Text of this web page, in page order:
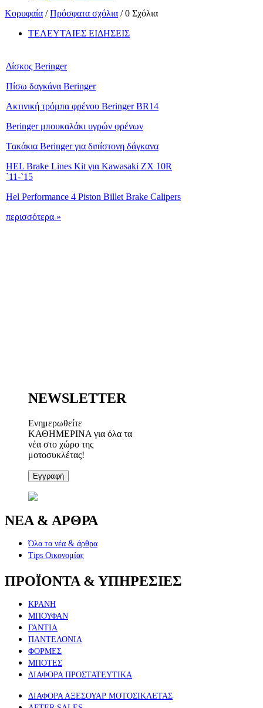
Κορυφαία /Πρόσφατα σχόλια / 0 Σχόλια
ΤΕΛΕΥΤΑΙΕΣ ΕΙΔΗΣΕΙΣ
Δίσκος Beringer
Πίσω δαγκάνα Beringer
Ακτινική τρόμπα φρένου Beringer BR14
Beringer μπουκαλάκι υγρών φρένων
Tακάκια Beringer για διπίστονη δάγκανα
HEL Brake Lines Kit για Kawasaki ZX 10R
`11-`15
Hel Performance 4 Piston Billet Brake Calipers
περισσότερα »
NEWSLETTER
Ενημερωθείτε
ΚΑΘΗΜΕΡΙΝΑ για όλα τα
νέα στο χώρο της
μοτοσυκλέτας!
Εγγραφή
ΝΕΑ & ΑΡΘΡΑ
Όλα τα νέα & άρθρα
Tips Οικονομίας
ΠΡΟΪΟΝΤΑ & ΥΠΗΡΕΣΙΕΣ
ΚΡΑΝΗ
ΜΠΟΥΦΑΝ
ΓΑΝΤΙΑ
ΠΑΝΤΕΛΟΝΙΑ
ΦΟΡΜΕΣ
ΜΠΟΤΕΣ
ΔΙΑΦΟΡΑ ΠΡΟΣΤΑΤΕΥΤΙΚΑ
ΔΙΑΦΟΡΑ ΑΞΕΣΟΥΑΡ ΜΟΤΟΣΙΚΛΕΤΑΣ